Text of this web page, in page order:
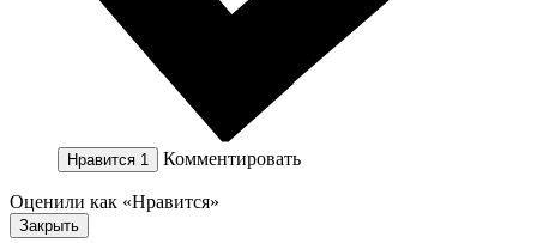
Нравится 1 Комментировать
Оценили как «Нравится»
Закрыть